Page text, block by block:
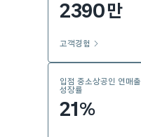
2390만
고객경험
입점 중소상공인 연매출
성장률
21 %